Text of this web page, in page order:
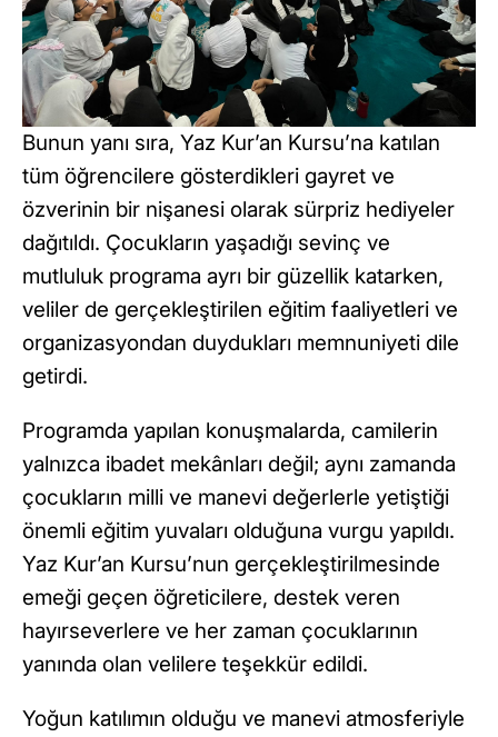
Bunun yanı sıra, Yaz Kur’an Kursu’na katılan
tüm öğrencilere gösterdikleri gayret ve
özverinin bir nişanesi olarak sürpriz hediyeler
dağıtıldı. Çocukların yaşadığı sevinç ve
mutluluk programa ayrı bir güzellik katarken,
veliler de gerçekleştirilen eğitim faaliyetleri ve
organizasyondan duydukları memnuniyeti dile
getirdi.
Programda yapılan konuşmalarda, camilerin
yalnızca ibadet mekânları değil; aynı zamanda
çocukların milli ve manevi değerlerle yetiştiği
önemli eğitim yuvaları olduğuna vurgu yapıldı.
Yaz Kur’an Kursu’nun gerçekleştirilmesinde
emeği geçen öğreticilere, destek veren
hayırseverlere ve her zaman çocuklarının
yanında olan velilere teşekkür edildi.
Yoğun katılımın olduğu ve manevi atmosferiyle